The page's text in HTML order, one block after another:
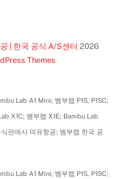
| 한국 공식 A/S센터 2026
Themes
Lab A1 Mini; 뱀부랩 P1S, P1SC;
X1C; 뱀부랩 X1E; Bambu Lab
판매사 덕유항공; 뱀부랩 한국 공
Lab A1 Mini; 뱀부랩 P1S, P1SC;